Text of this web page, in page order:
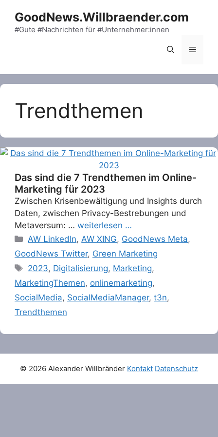
content
GoodNews.Willbraender.com
#Gute #Nachrichten für #Unternehmer:innen
Menu
Trendthemen
Das sind die 7 Trendthemen im Online-
Marketing für 2023
Zwischen Krisenbewältigung und Insights durch
Daten, zwischen Privacy-Bestrebungen und
Metaversum: … weiterlesen …
Categories
AW LinkedIn,AW XING, GoodNews Meta,
GoodNews Twitter, Green Marketing
Tags
2023, Digitalisierung, Marketing,
MarketingThemen, onlinemarketing,
SocialMedia, SocialMediaManager, t3n,
Trendthemen
© 2026 Alexander Willbränder Kontakt Datenschutz